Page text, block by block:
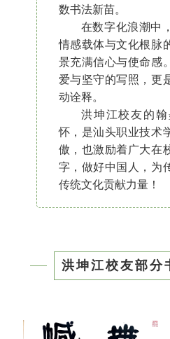
数书法新苗。
在数字化浪潮中
情感载体与文化根脉
景充满信心与使命感
爱与坚守的写照，更
动诠释。
洪坤江校友的
怀，是汕头职业技术
傲，也激励着广大在
字，做好中国人，为
传统文化贡献力量！
洪坤江校友部分